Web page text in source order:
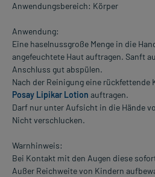
Anwendungsbereich: Körper
Anwendung:
Eine haselnussgroße Menge in die
angefeuchtete Haut auftragen. Sanft
Anschluss gut abspülen.
Nach der Reinigung eine rückfettende
Posay Lipikar Lotion auftragen.
Darf nur unter Aufsicht in die Hände
Nicht verschlucken.
Warnhinweis:
Bei Kontakt mit den Augen diese
Außer Reichweite von Kindern